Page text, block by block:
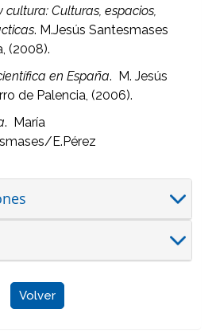
cultura: Culturas, espacios,
. M.Jesús Santesmases
(2008).
en España. M. Jesús
de Palencia, (2006).
. María
E.Pérez
Volver